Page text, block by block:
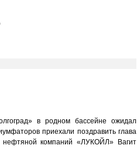
в родном бассейне ожидал
приехали поздравить глава
нефтяной компаний «ЛУКОЙЛ» Вагит